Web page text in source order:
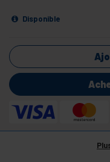
Disponible